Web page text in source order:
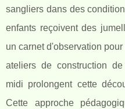
sangliers dans des
enfants reçoivent des
un carnet d'observation
ateliers de construction
midi prolongent cette
Cette approche